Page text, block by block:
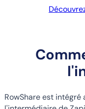
RowShare est intégré